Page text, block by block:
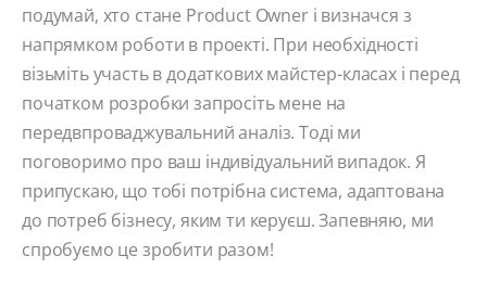
подумай, хто стане Product Owner і визначся з
напрямком роботи в проекті. При необхідності
візьміть участь в додаткових майстер-класах і перед
початком розробки запросіть мене на
передвпроваджувальний аналіз. Тоді ми
поговоримо про ваш індивідуальний випадок. Я
припускаю, що тобі потрібна система, адаптована
до потреб бізнесу, яким ти керуєш. Запевняю, ми
спробуємо це зробити разом!